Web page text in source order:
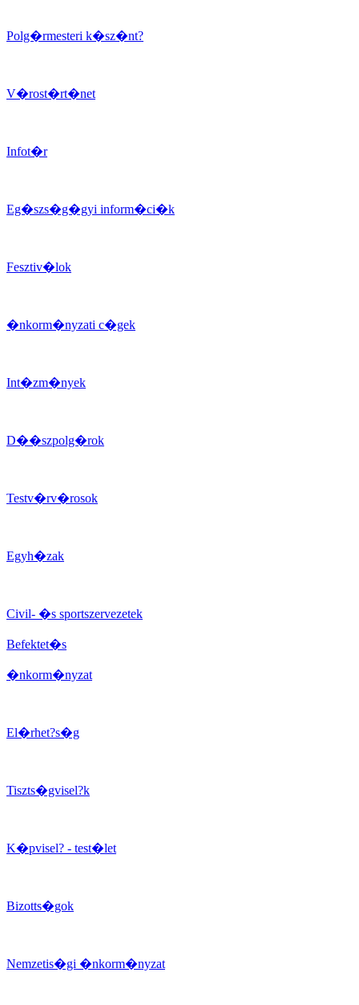
Polg�rmesteri k�sz�nt?
V�rost�rt�net
Infot�r
Eg�szs�g�gyi inform�ci�k
Fesztiv�lok
�nkorm�nyzati c�gek
Int�zm�nyek
D��szpolg�rok
Testv�rv�rosok
Egyh�zak
Civil- �s sportszervezetek
Befektet�s
�nkorm�nyzat
El�rhet?s�g
Tiszts�gvisel?k
K�pvisel? - test�let
Bizotts�gok
Nemzetis�gi �nkorm�nyzat